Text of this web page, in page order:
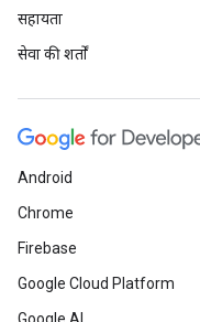
सहायता
सेवा की शर्तों
Android
Chrome
Firebase
Google Cloud Platform